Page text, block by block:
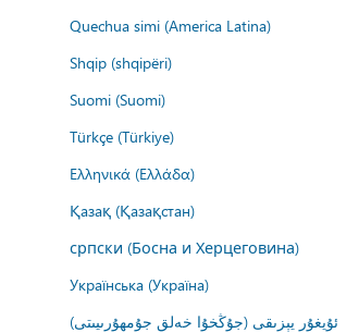
Quechua simi (America Latina)
Shqip (shqipëri)
Suomi (Suomi)
Türkçe (Türkiye)
Ελληνικά (Ελλάδα)
Қазақ (Қазақстан)
српски (Босна и Херцеговина)
Українська (Україна)
ئۇيغۇر يېزىقى (جۇڭخۇا خەلق جۇمھۇرىيىتى)